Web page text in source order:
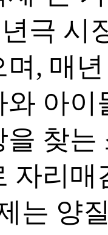
극 시
며, 매
와 아이
을 찾는
자리매
는 양